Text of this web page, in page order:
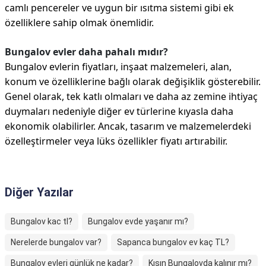
camlı pencereler ve uygun bir ısıtma sistemi gibi ek
özelliklere sahip olmak önemlidir.
Bungalov evler daha pahalı mıdır?
Bungalov evlerin fiyatları, inşaat malzemeleri, alan,
konum ve özelliklerine bağlı olarak değişiklik gösterebilir.
Genel olarak, tek katlı olmaları ve daha az zemine ihtiyaç
duymaları nedeniyle diğer ev türlerine kıyasla daha
ekonomik olabilirler. Ancak, tasarım ve malzemelerdeki
özelleştirmeler veya lüks özellikler fiyatı artırabilir.
Diğer Yazılar
Bungalov kac tl? Bungalov evde yaşanır mı?
Nerelerde bungalov var? Sapanca bungalov ev kaç TL?
Bungalov evleri günlük ne kadar? Kışın Bungalovda kalınır mı?